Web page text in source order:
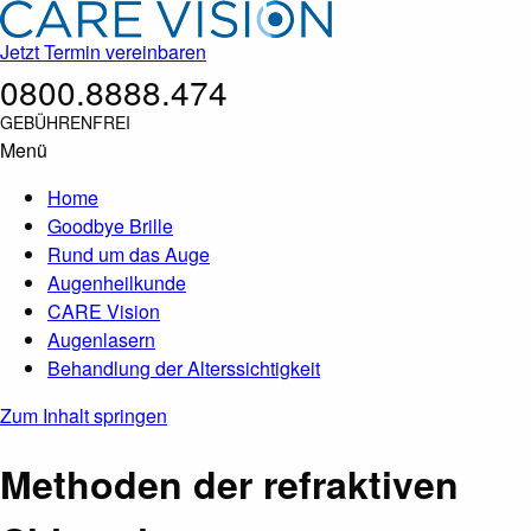
Jetzt Termin vereinbaren
0800.8888.474
GEBÜHRENFREI
Menü
Home
Goodbye Brille
Rund um das Auge
Augenheilkunde
CARE Vision
Augenlasern
Behandlung der Alterssichtigkeit
Zum Inhalt springen
Methoden der refraktiven